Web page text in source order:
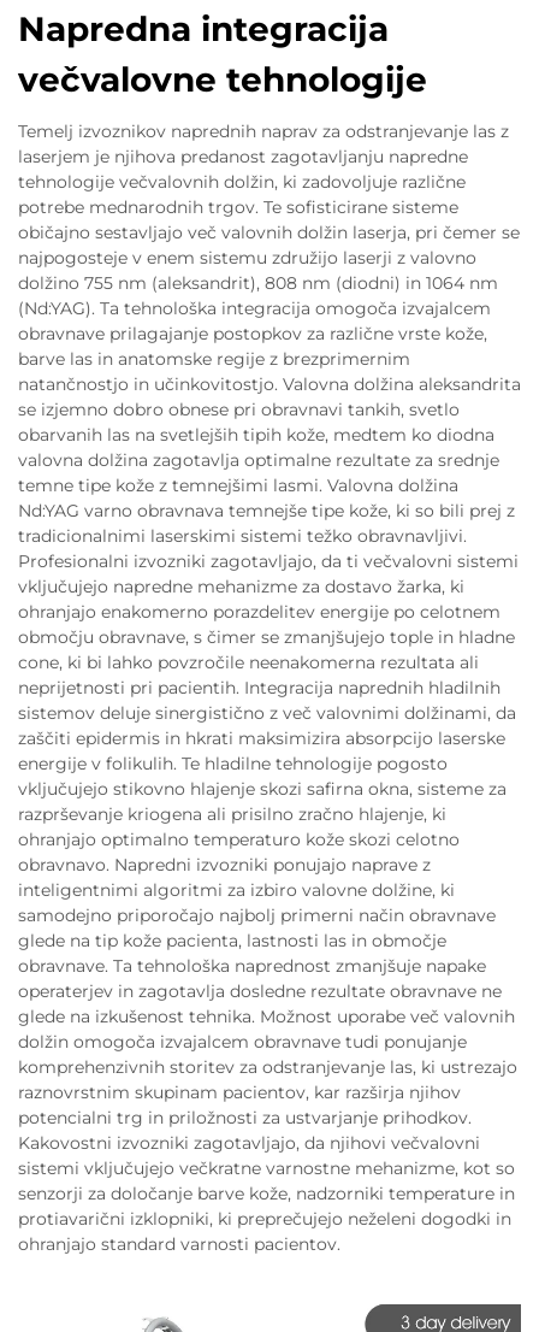
Napredna integracija
večvalovne tehnologije
Temelj izvoznikov naprednih naprav za odstranjevanje las z
laserjem je njihova predanost zagotavljanju napredne
tehnologije večvalovnih dolžin, ki zadovoljuje različne
potrebe mednarodnih trgov. Te sofisticirane sisteme
običajno sestavljajo več valovnih dolžin laserja, pri čemer se
najpogosteje v enem sistemu združijo laserji z valovno
dolžino 755 nm (aleksandrit), 808 nm (diodni) in 1064 nm
(Nd:YAG). Ta tehnološka integracija omogoča izvajalcem
obravnave prilagajanje postopkov za različne vrste kože,
barve las in anatomske regije z brezprimernim
natančnostjo in učinkovitostjo. Valovna dolžina aleksandrita
se izjemno dobro obnese pri obravnavi tankih, svetlo
obarvanih las na svetlejših tipih kože, medtem ko diodna
valovna dolžina zagotavlja optimalne rezultate za srednje
temne tipe kože z temnejšimi lasmi. Valovna dolžina
Nd:YAG varno obravnava temnejše tipe kože, ki so bili prej z
tradicionalnimi laserskimi sistemi težko obravnavljivi.
Profesionalni izvozniki zagotavljajo, da ti večvalovni sistemi
vključujejo napredne mehanizme za dostavo žarka, ki
ohranjajo enakomerno porazdelitev energije po celotnem
območju obravnave, s čimer se zmanjšujejo tople in hladne
cone, ki bi lahko povzročile neenakomerna rezultata ali
neprijetnosti pri pacientih. Integracija naprednih hladilnih
sistemov deluje sinergistično z več valovnimi dolžinami, da
zaščiti epidermis in hkrati maksimizira absorpcijo laserske
energije v folikulih. Te hladilne tehnologije pogosto
vključujejo stikovno hlajenje skozi safirna okna, sisteme za
razprševanje kriogena ali prisilno zračno hlajenje, ki
ohranjajo optimalno temperaturo kože skozi celotno
obravnavo. Napredni izvozniki ponujajo naprave z
inteligentnimi algoritmi za izbiro valovne dolžine, ki
samodejno priporočajo najbolj primerni način obravnave
glede na tip kože pacienta, lastnosti las in območje
obravnave. Ta tehnološka naprednost zmanjšuje napake
operaterjev in zagotavlja dosledne rezultate obravnave ne
glede na izkušenost tehnika. Možnost uporabe več valovnih
dolžin omogoča izvajalcem obravnave tudi ponujanje
komprehenzivnih storitev za odstranjevanje las, ki ustrezajo
raznovrstnim skupinam pacientov, kar razširja njihov
potencialni trg in priložnosti za ustvarjanje prihodkov.
Kakovostni izvozniki zagotavljajo, da njihovi večvalovni
sistemi vključujejo večkratne varnostne mehanizme, kot so
senzorji za določanje barve kože, nadzorniki temperature in
protiavarični izklopniki, ki preprečujejo neželeni dogodki in
ohranjajo standard varnosti pacientov.